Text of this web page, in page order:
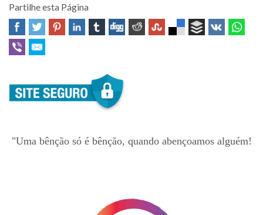
Partilhe esta Página
"Uma bênção só é bênção, quando abençoamos alguém!